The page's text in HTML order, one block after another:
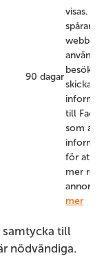
90 dagar
visas.
spårar
besöker
skickar
till
som
för att
mer
mer
till
nödvändiga.